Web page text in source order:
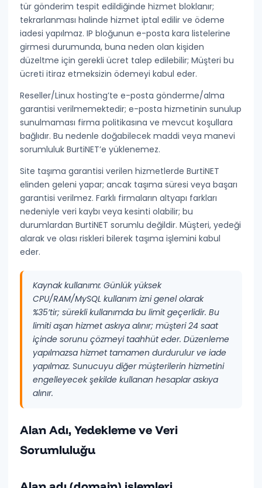
tür gönderim tespit edildiğinde hizmet bloklanır;
tekrarlanması halinde hizmet iptal edilir veödeme
iadesi yapılmaz. IP bloğunun e-posta kara listelerine
girmesi durumunda, buna neden olan kişiden
düzeltme için gerekli ücret talep edilebilir; Müşteri bu
ücreti itiraz etmeksizin ödemeyi kabul eder.
Reseller/Linux hosting’tee-posta gönderme/alma
garantisi verilmemektedir; e-posta hizmetinin sunulup
sunulmaması firma politikasına ve mevcut koşullara
bağlıdır. Bu nedenle doğabilecek maddi veya manevi
sorumluluk BurtiNET’e yüklenemez.
Site taşıma garantisi verilen hizmetlerde BurtiNET
elinden geleni yapar; ancak taşıma süresi veya başarı
garantisi verilmez. Farklı firmaların altyapı farkları
nedeniyle veri kaybı veya kesinti olabilir; bu
durumlardan BurtiNET sorumlu değildir. Müşteri, yedeği
alarak ve olası riskleri bilerek taşıma işlemini kabul
eder.
Kaynak kullanımı: Günlük yüksek
CPU/RAM/MySQL kullanım izni genel olarak
%35’tir; sürekli kullanımda bu limit geçerlidir. Bu
limiti aşan hizmet askıya alınır; müşteri 24 saat
içinde sorunu çözmeyi taahhüt eder. Düzenleme
yapılmazsa hizmet tamamen durdurulur ve iade
yapılmaz. Sunucuyu diğer müşterilerin hizmetini
engelleyecek şekilde kullanan hesaplar askıya
alınır.
Alan Adı, Yedekleme ve Veri
Sorumluluğu